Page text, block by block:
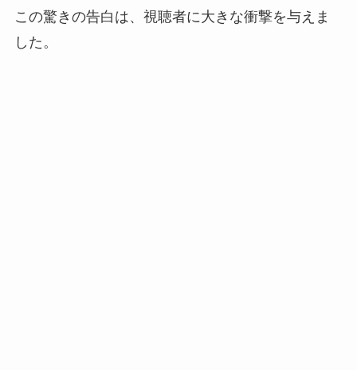
この驚きの告白は、視聴者に大きな衝撃を与えま
した。